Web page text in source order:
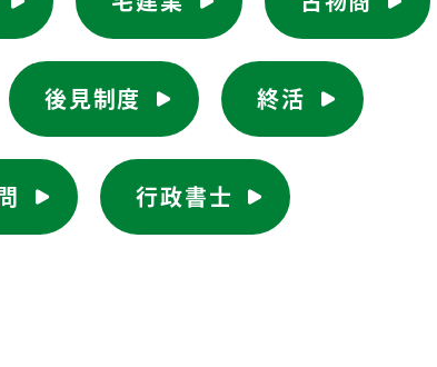
後見制度 終活
行政書士